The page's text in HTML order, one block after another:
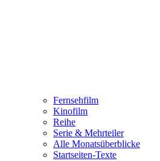
Fernsehfilm
Kinofilm
Reihe
Serie & Mehrteiler
Alle Monatsüberblicke
Startseiten-Texte